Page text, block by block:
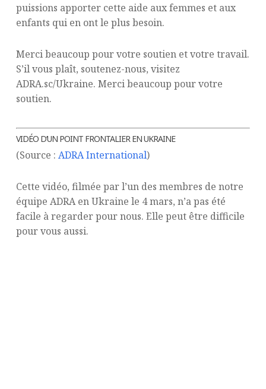
puissions apporter cette aide aux femmes et aux
enfants qui en ont le plus besoin.
Merci beaucoup pour votre soutien et votre travail.
S’il vous plaît, soutenez-nous, visitez
ADRA.sc/Ukraine. Merci beaucoup pour votre
soutien.
VIDÉO D’UN POINT FRONTALIER EN UKRAINE
(Source : ADRA International)
Cette vidéo, filmée par l’un des membres de notre
équipe ADRA en Ukraine le 4 mars, n’a pas été
facile à regarder pour nous. Elle peut être difficile
pour vous aussi.